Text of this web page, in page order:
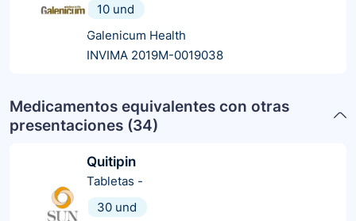
10 und
Galenicum Health
INVIMA 2019M-0019038
Medicamentos equivalentes con otras
presentaciones (34)
Quitipin
Tabletas -
30 und